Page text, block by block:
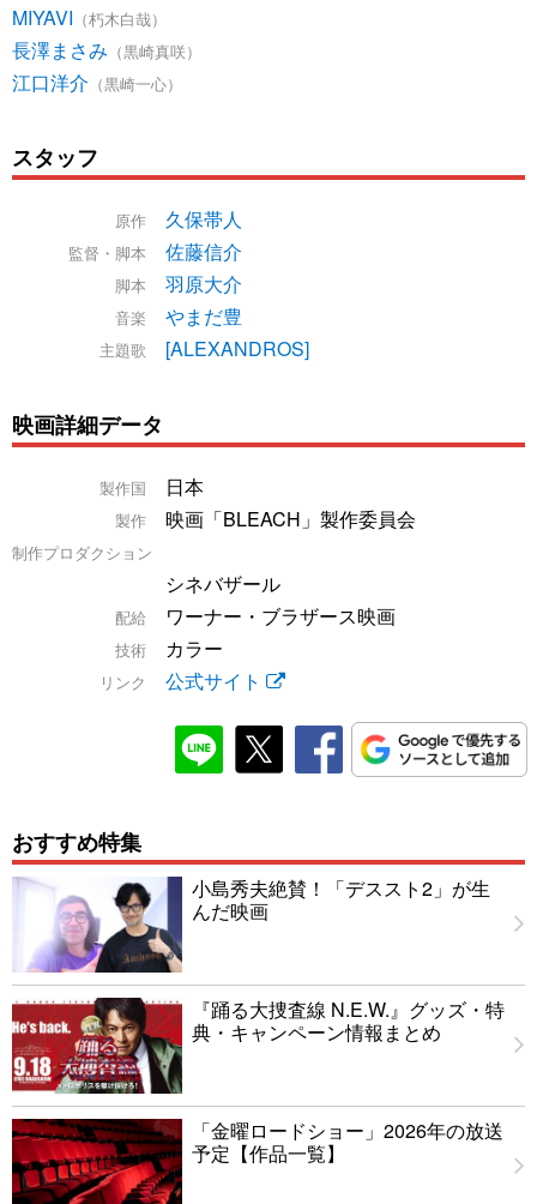
MIYAVI （朽木白哉）
長澤まさみ （黒崎真咲）
江口洋介 （黒崎一心）
スタッフ
原作 久保帯人
監督・脚本 佐藤信介
脚本 羽原大介
音楽 やまだ豊
主題歌 [ALEXANDROS]
映画詳細データ
製作国 日本
製作 映画「BLEACH」製作委員会
制作プロダクション
シネバザール
配給 ワーナー・ブラザース映画
技術 カラー
リンク 公式サイト
おすすめ特集
小島秀夫絶賛！「デススト2」が生
んだ映画
『踊る大捜査線 N.E.W.』グッズ・特
典・キャンペーン情報まとめ
「金曜ロードショー」2026年の放送
予定【作品一覧】